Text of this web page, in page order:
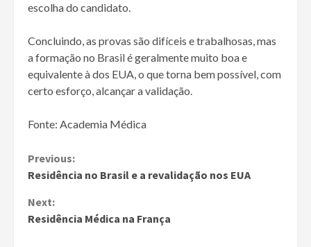
escolha do candidato.
Concluindo, as provas são difíceis e trabalhosas, mas
a formação no Brasil é geralmente muito boa e
equivalente à dos EUA, o que torna bem possível, com
certo esforço, alcançar a validação.
Fonte: Academia Médica
Continue
Previous:
Residência no Brasil e a revalidação nos EUA
Next:
Residência Médica na França